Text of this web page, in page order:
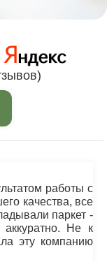
работы с
качества, все
паркет -
Не к
эту компанию